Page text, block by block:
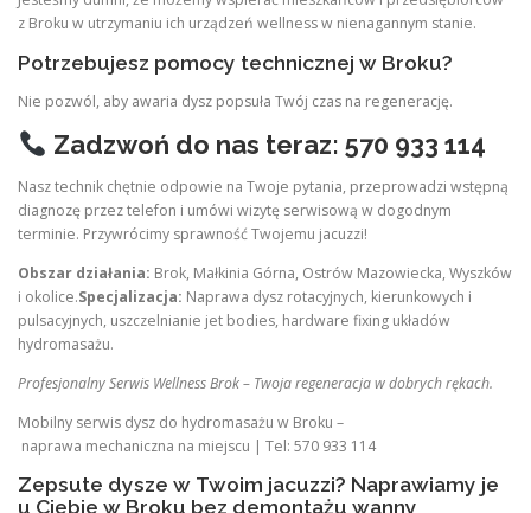
z Broku w utrzymaniu ich urządzeń wellness w nienagannym stanie.
Potrzebujesz pomocy technicznej w Broku?
Nie pozwól, aby awaria dysz popsuła Twój czas na regenerację.
Zadzwoń do nas teraz: 570 933 114
Nasz technik chętnie odpowie na Twoje pytania, przeprowadzi wstępną
diagnozę przez telefon i umówi wizytę serwisową w dogodnym
terminie. Przywrócimy sprawność Twojemu jacuzzi!
Obszar działania: Brok, Małkinia Górna, Ostrów Mazowiecka, Wyszków
i okolice.Specjalizacja: Naprawa dysz rotacyjnych, kierunkowych i
pulsacyjnych, uszczelnianie jet bodies, hardware fixing układów
hydromasażu.
Profesjonalny Serwis Wellness Brok – Twoja regeneracja w dobrych rękach.
Mobilny serwis dysz do hydromasażu w Broku –
naprawa mechaniczna na miejscu | Tel: 570 933 114
Zepsute dysze w Twoim jacuzzi? Naprawiamy je
u Ciebie w Broku bez demontażu wanny